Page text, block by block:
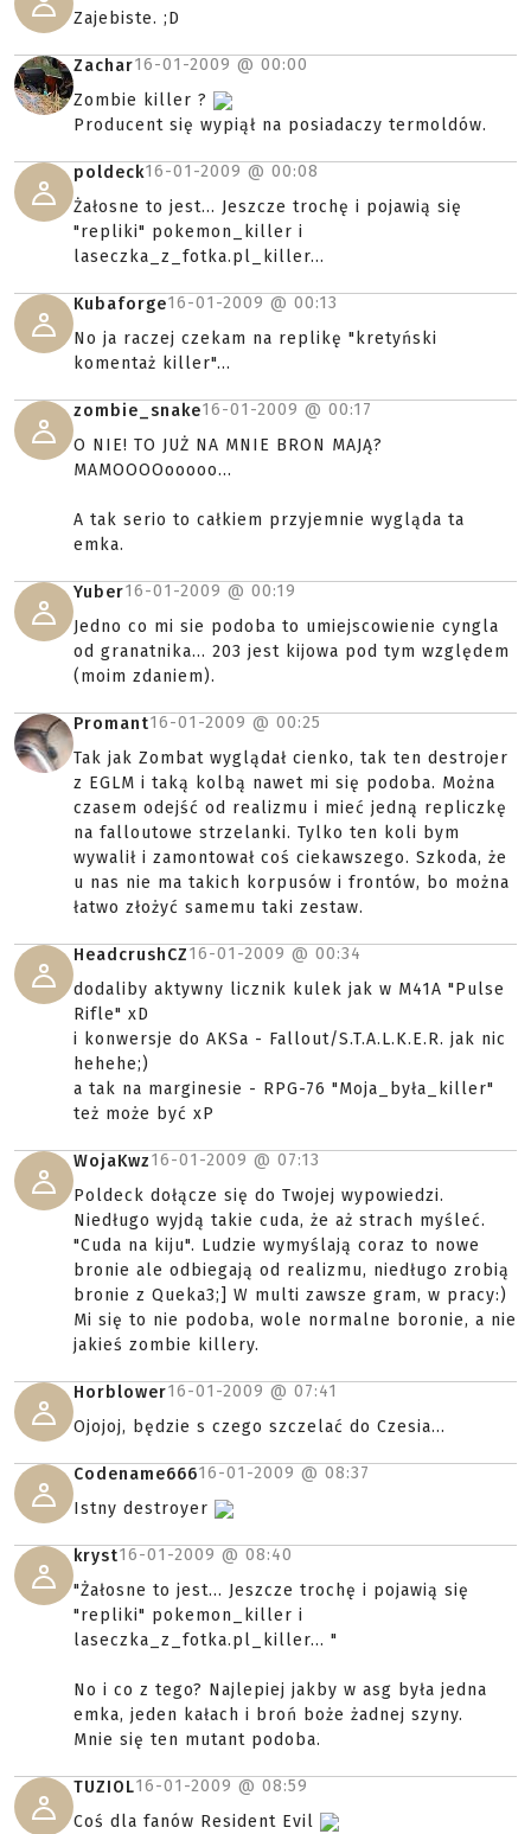
Zajebiste. ;D
Zachar16-01-2009 @ 00:00
Zombie killer ?
Producent się wypiął na posiadaczy termoldów.
poldeck16-01-2009 @ 00:08
Żałosne to jest... Jeszcze trochę i pojawią się
"repliki" pokemon_killer i
laseczka_z_fotka.pl_killer...
Kubaforge16-01-2009 @ 00:13
No ja raczej czekam na replikę "kretyński
komentaż killer"...
zombie_snake16-01-2009 @ 00:17
O NIE! TO JUŻ NA MNIE BRON MAJĄ?
MAMOOOOooooo...
A tak serio to całkiem przyjemnie wygląda ta
emka.
Yuber16-01-2009 @ 00:19
Jedno co mi sie podoba to umiejscowienie cyngla
od granatnika... 203 jest kijowa pod tym względem
(moim zdaniem).
Promant16-01-2009 @ 00:25
Tak jak Zombat wyglądał cienko, tak ten destrojer
z EGLM i taką kolbą nawet mi się podoba. Można
czasem odejść od realizmu i mieć jedną repliczkę
na falloutowe strzelanki. Tylko ten koli bym
wywalił i zamontował coś ciekawszego. Szkoda, że
u nas nie ma takich korpusów i frontów, bo można
łatwo złożyć samemu taki zestaw.
HeadcrushCZ16-01-2009 @ 00:34
dodaliby aktywny licznik kulek jak w M41A "Pulse
Rifle" xD
i konwersje do AKSa - Fallout/S.T.A.L.K.E.R. jak nic
hehehe;)
a tak na marginesie - RPG-76 "Moja_była_killer"
też może być xP
WojaKwz16-01-2009 @ 07:13
Poldeck dołącze się do Twojej wypowiedzi.
Niedługo wyjdą takie cuda, że aż strach myśleć.
"Cuda na kiju". Ludzie wymyślają coraz to nowe
bronie ale odbiegają od realizmu, niedługo zrobią
bronie z Queka3;] W multi zawsze gram, w pracy:)
Mi się to nie podoba, wole normalne boronie, a nie
jakieś zombie killery.
Horblower16-01-2009 @ 07:41
Ojojoj, będzie s czego szczelać do Czesia...
Codename66616-01-2009 @ 08:37
Istny destroyer
kryst16-01-2009 @ 08:40
"Żałosne to jest... Jeszcze trochę i pojawią się
"repliki" pokemon_killer i
laseczka_z_fotka.pl_killer... "
No i co z tego? Najlepiej jakby w asg była jedna
emka, jeden kałach i broń boże żadnej szyny.
Mnie się ten mutant podoba.
TUZIOL16-01-2009 @ 08:59
Coś dla fanów Resident Evil